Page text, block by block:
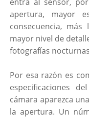
apertura, mayor
consecuencia,
mayor nivel de
fotografías
Por esa razón es
especificaciones
cámara aparezca
la apertura. Un